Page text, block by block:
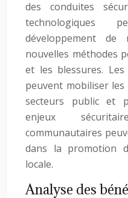
des conduites
technologiques
développement
nouvelles méthodes
et les blessures.
peuvent mobiliser les
secteurs public et
enjeux
communautaires
dans la promotion
locale.
Analyse des